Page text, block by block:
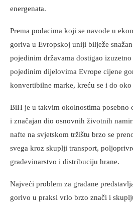
energenata.
Prema podacima koji se navode u
goriva u Evropskoj uniji bilježe
pojedinim državama dostigao
pojedinim dijelovima Evrope cijene
konvertibilne marke, kreću se i do
BiH je u takvim okolnostima posebno
i značajan dio osnovnih životnih
nafte na svjetskom tržištu brzo se
svega kroz skuplji transport,
građevinarstvo i distribuciju hrane.
Najveći problem za građane
gorivo u praksi vrlo brzo znači i